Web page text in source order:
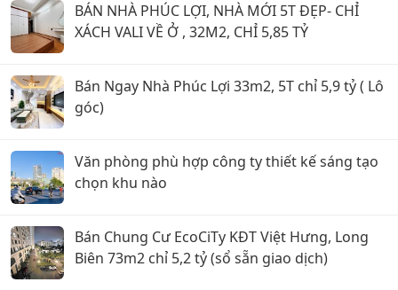
BÁN NHÀ PHÚC LỢI, NHÀ MỚI 5T ĐẸP- CHỈ
XÁCH VALI VỀ Ở , 32M2, CHỈ 5,85 TỶ
Bán Ngay Nhà Phúc Lợi 33m2, 5T chỉ 5,9 tỷ ( Lô
góc)
Văn phòng phù hợp công ty thiết kế sáng tạo
chọn khu nào
Bán Chung Cư EcoCiTy KĐT Việt Hưng, Long
Biên 73m2 chỉ 5,2 tỷ (sổ sẵn giao dịch)